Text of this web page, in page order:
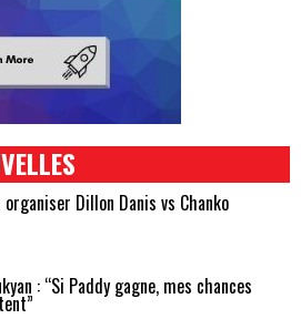
organiser Dillon Danis vs Chanko
: “Si Paddy gagne, mes chances